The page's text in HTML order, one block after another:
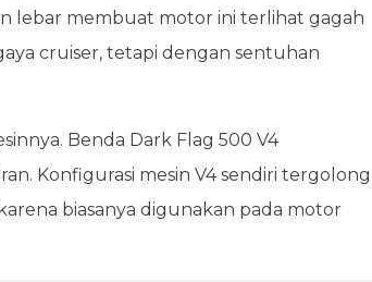
lebar membuat motor ini terlihat gagah
cruiser, tetapi dengan sentuhan
Benda Dark Flag 500 V4
Konfigurasi mesin V4 sendiri tergolong
biasanya digunakan pada motor